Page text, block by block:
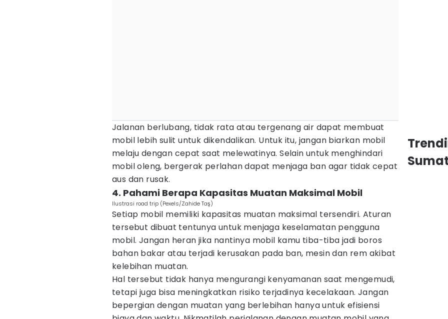
Jalanan berlubang, tidak rata atau tergenang air dapat membuat
mobil lebih sulit untuk dikendalikan. Untuk itu, jangan biarkan mobil
melaju dengan cepat saat melewatinya. Selain untuk menghindari
mobil oleng, bergerak perlahan dapat menjaga ban agar tidak cepat
aus dan rusak.
4. Pahami Berapa Kapasitas Muatan Maksimal Mobil
Ilustrasi road trip (Pexels/Zahide Taş)
Setiap mobil memiliki kapasitas muatan maksimal tersendiri. Aturan
tersebut dibuat tentunya untuk menjaga keselamatan pengguna
mobil. Jangan heran jika nantinya mobil kamu tiba-tiba jadi boros
bahan bakar atau terjadi kerusakan pada ban, mesin dan rem akibat
kelebihan muatan.
Hal tersebut tidak hanya mengurangi kenyamanan saat mengemudi,
tetapi juga bisa meningkatkan risiko terjadinya kecelakaan. Jangan
bepergian dengan muatan yang berlebihan hanya untuk efisiensi